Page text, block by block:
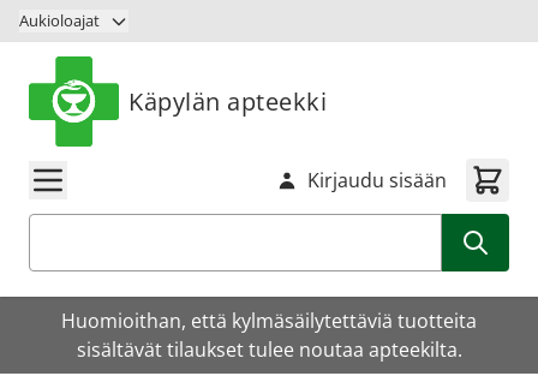
Siirry sisältöön
Aukioloajat
Käpylän apteekki
Kirjaudu sisään
Huomioithan, että kylmäsäilytettäviä tuotteita
sisältävät tilaukset tulee noutaa apteekilta.